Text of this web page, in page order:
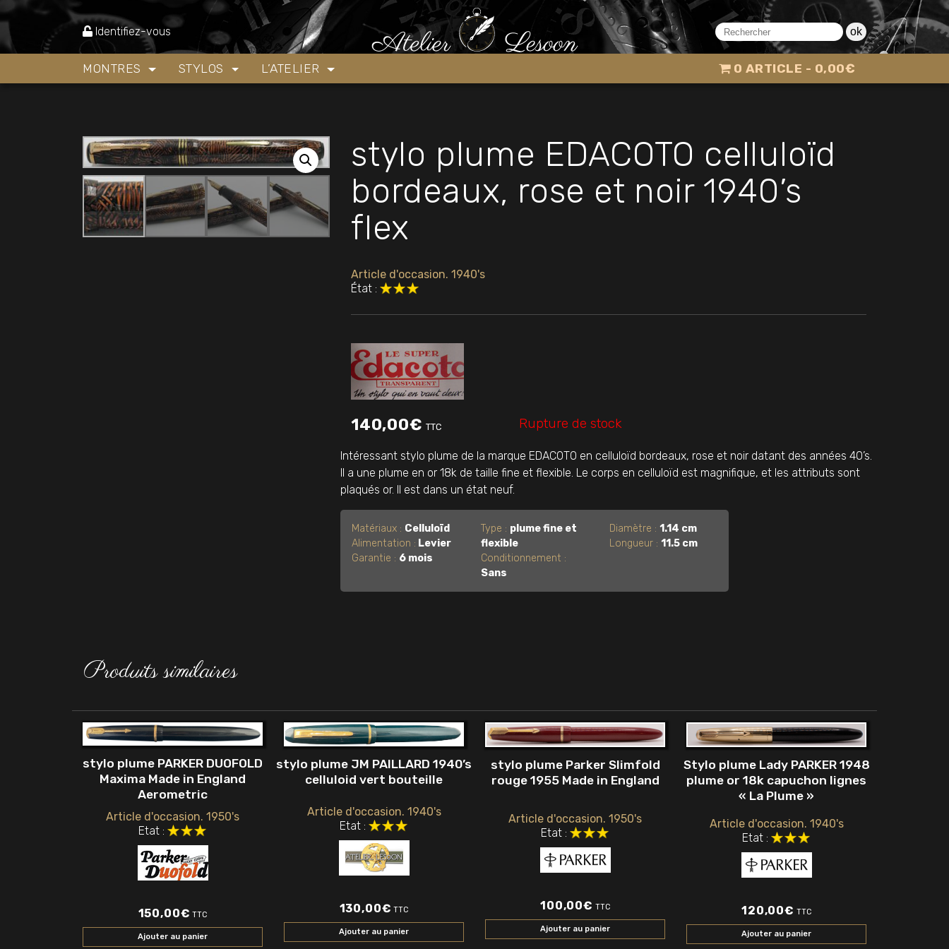
Identifiez-vous ok
MONTRES STYLOS L’ATELIER 0 ARTICLE 0,00€
Stylos Stylos plume Stylos plume flexible stylo plume EDACOTO celluloïd bordeaux, rose et noir 1940’s flex
stylo plume EDACOTO celluloïd
bordeaux, rose et noir 1940’s
flex
Article d'occasion. 1940's
État :
140,00€ TTC Rupture de stock
Intéressant stylo plume de la marque EDACOTO en celluloïd bordeaux, rose et noir datant des années 40’s.
Il a une plume en or 18k de taille fine et flexible. Le corps en celluloïd est magnifique, et les attributs sont
plaqués or. Il est dans un état neuf.
Matériaux : Celluloïd
Alimentation : Levier
Garantie : 6 mois
Type : plume fine et
flexible
Conditionnement :
Sans
Diamètre :1.14 cm
Longueur :11.5 cm
Produits similaires
stylo plume PARKER DUOFOLD
Maxima Made in England
Aerometric
Article d'occasion. 1950's
Etat :
150,00€ TTC
Ajouter au panier
stylo plume JM PAILLARD 1940’s
celluloid vert bouteille
Article d'occasion. 1940's
Etat :
130,00€ TTC
Ajouter au panier
stylo plume Parker Slimfold
rouge 1955 Made in England
Article d'occasion. 1950's
Etat :
100,00€ TTC
Ajouter au panier
Stylo plume Lady PARKER 1948
plume or 18k capuchon lignes
« La Plume »
Article d'occasion. 1940's
Etat :
120,00€ TTC
Ajouter au panier